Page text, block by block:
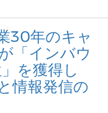
30年のキャ
「インバウ
を獲得し
情報発信の